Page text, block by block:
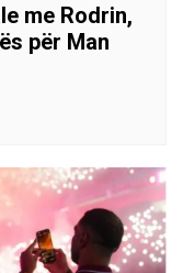
me Rodrin,
për Man